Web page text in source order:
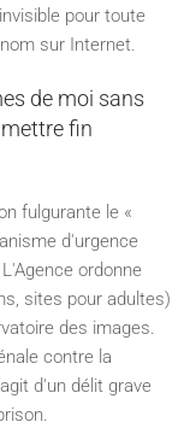
pour toute
sur Internet.
de moi sans
fin
fulgurante le «
d'urgence
ordonne
sites pour adultes)
des images.
contre la
d'un délit grave